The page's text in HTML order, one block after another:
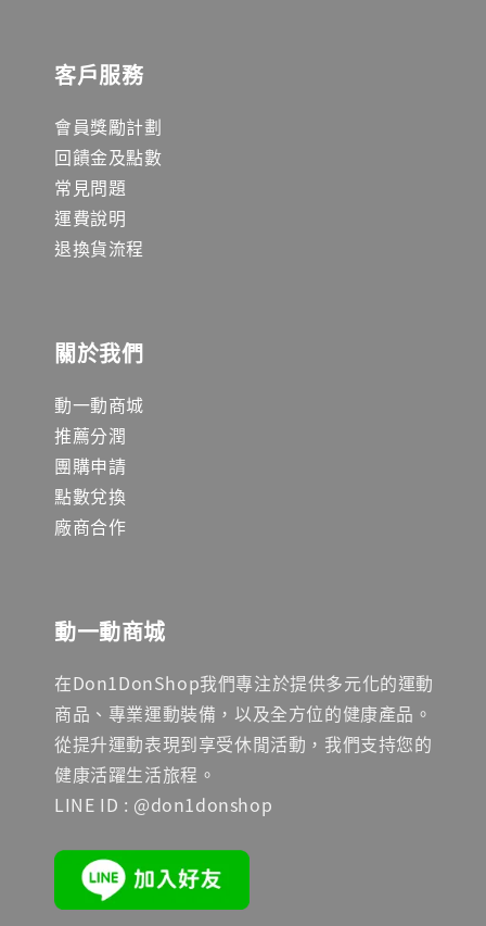
客戶服務
會員獎勵計劃
回饋金及點數
常見問題
運費說明
退換貨流程
關於我們
動一動商城
推薦分潤
團購申請
點數兌換
廠商合作
動一動商城
在Don1DonShop我們專注於提供多元化的運動
商品、專業運動裝備，以及全方位的健康產品。
從提升運動表現到享受休閒活動，我們支持您的
健康活躍生活旅程。
LINE ID : @don1donshop